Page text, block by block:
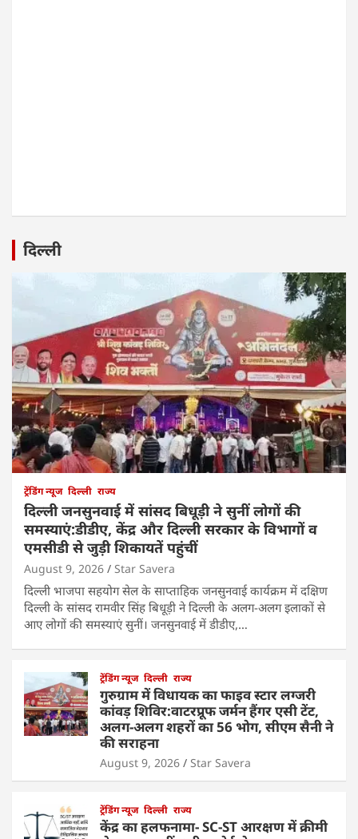
दिल्ली
ट्रेंडिंग न्यूज दिल्ली राज्य
दिल्ली जनसुनवाई में सांसद बिधूड़ी ने सुनीं लोगों की
समस्याएं:डीडीए, केंद्र और दिल्ली सरकार के विभागों व
एमसीडी से जुड़ी शिकायतें पहुंचीं
August 9, 2026 Star Savera
दिल्ली भाजपा सहयोग सेल के साप्ताहिक जनसुनवाई कार्यक्रम में दक्षिण
दिल्ली के सांसद रामवीर सिंह बिधूड़ी ने दिल्ली के अलग-अलग इलाकों से
आए लोगों की समस्याएं सुनीं। जनसुनवाई में डीडीए,…
ट्रेंडिंग न्यूज दिल्ली राज्य
गुरुग्राम में विधायक का फाइव स्टार लग्जरी
कांवड़ शिविर:वाटरप्रूफ जर्मन हैंगर एसी टेंट,
अलग-अलग शहरों का 56 भोग, सीएम सैनी ने
की सराहना
August 9, 2026 Star Savera
ट्रेंडिंग न्यूज दिल्ली राज्य
केंद्र का हलफनामा- SC-ST आरक्षण में क्रीमी